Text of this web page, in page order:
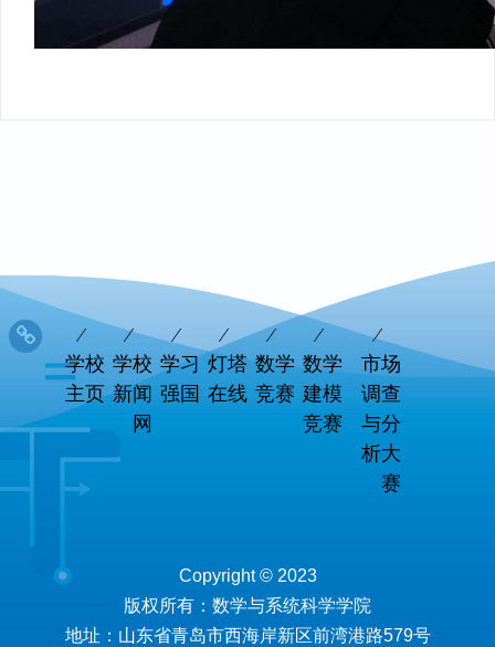
学校
主页
学校
新闻
网
学习
强国
灯塔
在线
数学
竞赛
数学
建模
竞赛
市场
调查
与分
析大
赛
Copyright © 2023
版权所有：数学与系统科学学院
地址：山东省青岛市西海岸新区前湾港路579号